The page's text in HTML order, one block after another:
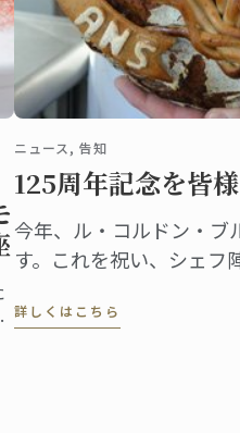
ニュース, 告知
125周年記念を皆
今年、ル・コルドン・ブ
す。これを祝い、シェフ
や在校生の皆さんの献身
詳しくはこちら